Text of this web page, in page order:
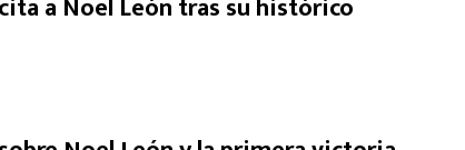
a Noel León tras su histórico